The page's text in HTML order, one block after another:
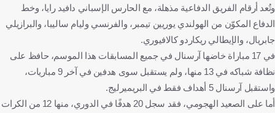
وتُعد أرقام الفريق الدفاعية مذهلة، مع الحارس الإسباني دافيد رايا، وخط
الدفاع المكوّن من الهولندي يوريين تيمبر، والفرنسي وليام ساليبا، والبرازيلي
جابريال، والإيطالي ريكاردو كالافيوري.
في 17 مباراة خاضها آرسنال في جميع المسابقات هذا الموسم، حافظ على
نظافة شباكه في 13 منها، ولم يستقبل سوى هدفين في آخر 9 مباريات،
واستقبل آرسنال 5 أهداف فقط في البريميرليج.
أما على الصعيد الهجومي، فقد سجل 20 هدفًا في الدوري، منها 12 من الكرات